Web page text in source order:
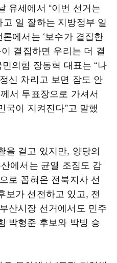
유세에서 “이번 선거는
일 잘하는 지방정부 일
에서는 ‘보수가 결집한
결집하면 우리는 더 결
의힘 장동혁 대표는 “나
신 차리고 보면 잠도 안
서 투표장으로 가셔서
국이 지켜진다”고 말했
을 걸고 있지만, 양당의
에서는 균열 조짐도 감
로 꼽혀온 전북지사 선
보가 선전하고 있고, 전
산시장 선거에서도 민주
박형준 후보와 박빙 승